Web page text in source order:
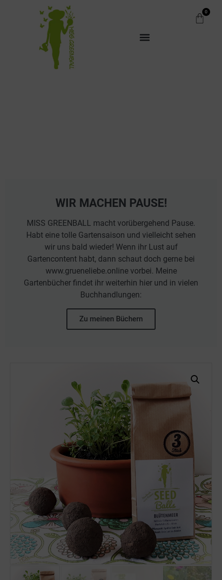
0
WIR MACHEN PAUSE!
MISS GREENBALL macht vorübergehend Pause.
Habt eine tolle Gartensaison und vielleicht sehen
wir uns bald wieder! Wenn ihr Lust auf
Gartencontent habt, dann schaut doch gerne bei
www.grueneliebe.online vorbei. Meine
Gartenbücher findet ihr weiterhin hier und in vielen
Buchhandlungen:
Zu meinen Büchern